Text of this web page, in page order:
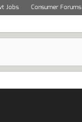
Jobs Consumer Forums